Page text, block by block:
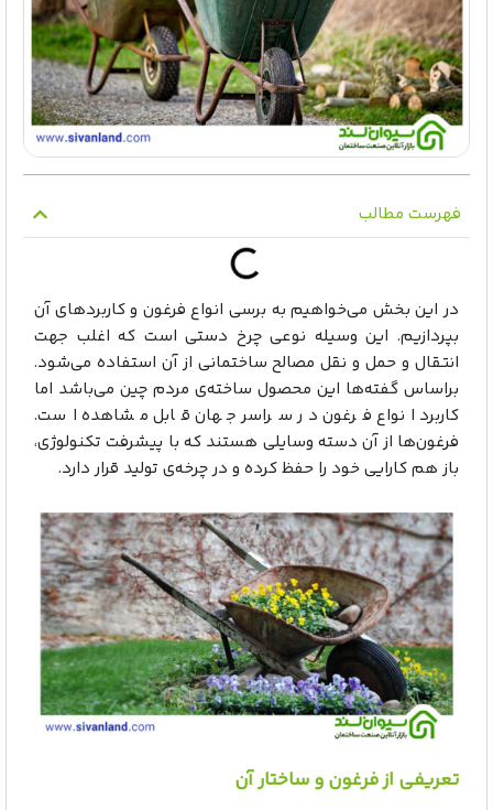
فهرست مطالب
در این بخش می‌خواهیم به برسی انواع فرغون و کاربردهای آن
بپردازیم. این وسیله نوعی چرخ دستی است که اغلب جهت
انتقال و حمل و نقل مصالح ساختمانی از آن استفاده می‌شود.
براساس گفته‌ها این محصول ساخته‌ی مردم چین می‌باشد اما
کاربرد انواع فرغون در سراسر جهان قابل مشاهده است.
فرغون‌ها از آن دسته وسایلی هستند که با پیشرفت تکنولوژی،
باز هم کارایی خود را حفظ کرده و در چرخه‌ی تولید قرار دارد.
تعریفی از فرغون و ساختار آن